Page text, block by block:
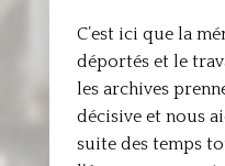
C’est ici que la
déportés et le
les archives
décisive et nous
suite des temps